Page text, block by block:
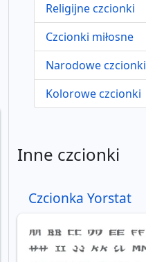
Religijne czcionki
Czcionki miłosne
Narodowe czcionki
Kolorowe czcionki
Inne czcionki
Czcionka Yorstat